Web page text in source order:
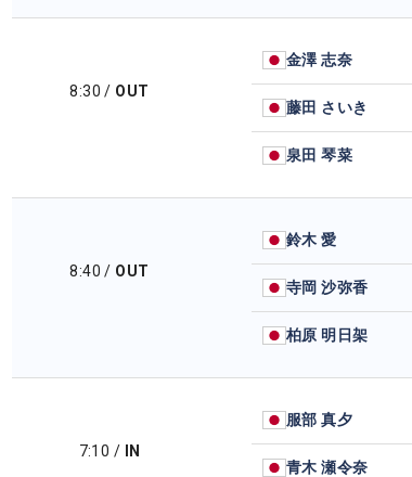
8:30 / OUT
金澤 志奈
藤田 さいき
泉田 琴菜
8:40 / OUT
鈴木 愛
寺岡 沙弥香
柏原 明日架
7:10 / IN
服部 真夕
青木 瀬令奈